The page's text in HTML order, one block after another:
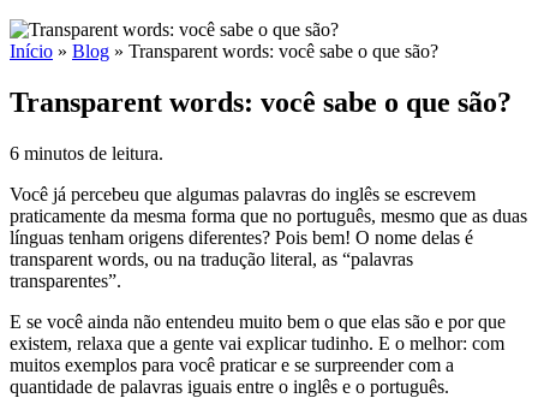
Início » Blog » Transparent words: você sabe o que são?
Transparent words: você sabe o que são?
6 minutos de leitura.
Você já percebeu que algumas palavras do inglês se escrevem
praticamente da mesma forma que no português, mesmo que as duas
línguas tenham origens diferentes? Pois bem! O nome delas é
transparent words, ou na tradução literal, as “palavras
transparentes”.
E se você ainda não entendeu muito bem o que elas são e por que
existem, relaxa que a gente vai explicar tudinho. E o melhor: com
muitos exemplos para você praticar e se surpreender com a
quantidade de palavras iguais entre o inglês e o português.